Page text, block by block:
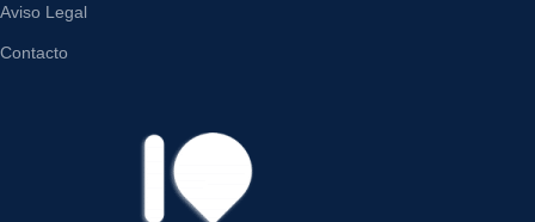
Aviso Legal
Contacto